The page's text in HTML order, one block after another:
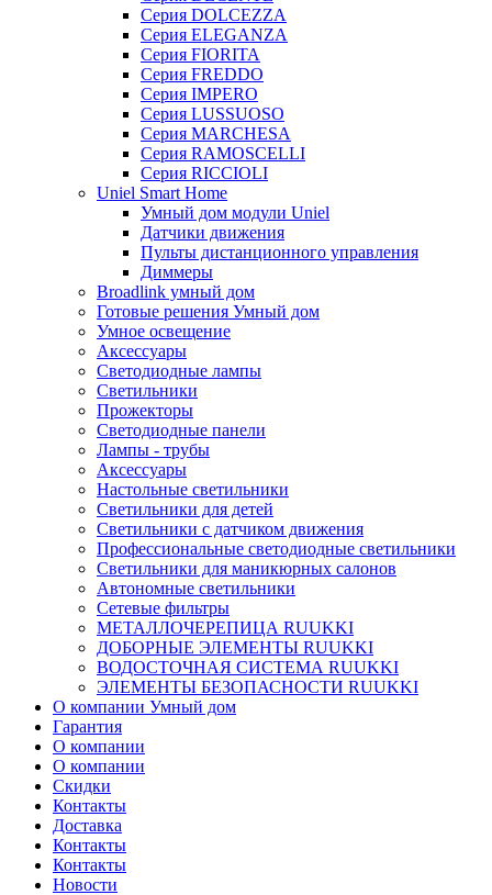
Серия DOLCEZZA
Серия ELEGANZA
Серия FIORITA
Серия FREDDO
Серия IMPERO
Серия LUSSUOSO
Серия MARCHESA
Серия RAMOSCELLI
Серия RICCIOLI
Uniel Smart Home
Умный дом модули Uniel
Датчики движения
Пульты дистанционного управления
Диммеры
Broadlink умный дом
Готовые решения Умный дом
Умное освещение
Аксессуары
Светодиодные лампы
Светильники
Прожекторы
Светодиодные панели
Лампы - трубы
Аксессуары
Настольные светильники
Светильники для детей
Светильники с датчиком движения
Профессиональные светодиодные светильники
Светильники для маникюрных салонов
Автономные светильники
Сетевые фильтры
МЕТАЛЛОЧЕРЕПИЦА RUUKKI
ДОБОРНЫЕ ЭЛЕМЕНТЫ RUUKKI
ВОДОСТОЧНАЯ СИСТЕМА RUUKKI
ЭЛЕМЕНТЫ БЕЗОПАСНОСТИ RUUKKI
О компании Умный дом
Гарантия
О компании
О компании
Скидки
Контакты
Доставка
Контакты
Контакты
Новости